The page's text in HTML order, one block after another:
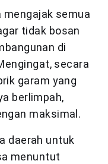
mengajak semua
tidak bosan
di
secara
garam yang
berlimpah,
maksimal.
daerah untuk
menuntut